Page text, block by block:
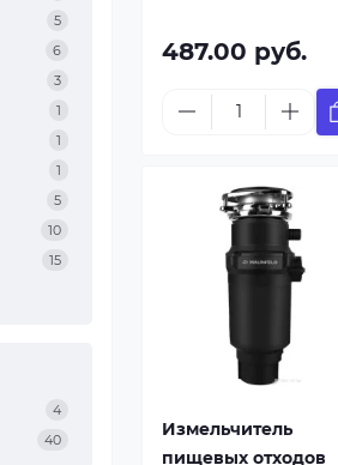
5
6
3
1
1
1
5
10
15
4
40
487.00 руб.
Измельчитель
пищевых отходов